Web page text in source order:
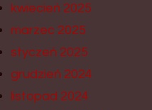
kwiecień 2025
marzec 2025
styczeń 2025
grudzień 2024
listopad 2024